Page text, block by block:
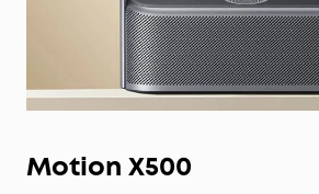
Motion X500